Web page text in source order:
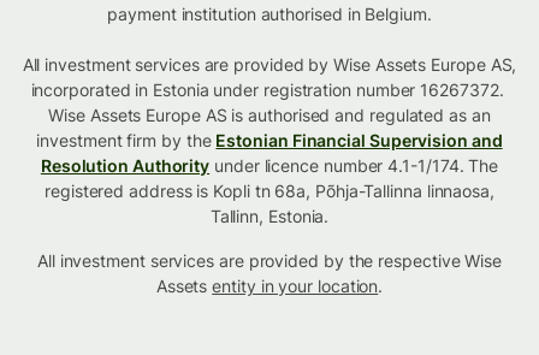
payment institution authorised in Belgium.
All investment services are provided by Wise Assets Europe AS,
incorporated in Estonia under registration number 16267372.
Wise Assets Europe AS is authorised and regulated as an
investment firm by the Estonian Financial Supervision and
Resolution Authority under licence number 4.1-1/174. The
registered address is Kopli tn 68a, Põhja-Tallinna linnaosa,
Tallinn, Estonia.
All investment services are provided by the respective Wise
Assetsentity in your location.